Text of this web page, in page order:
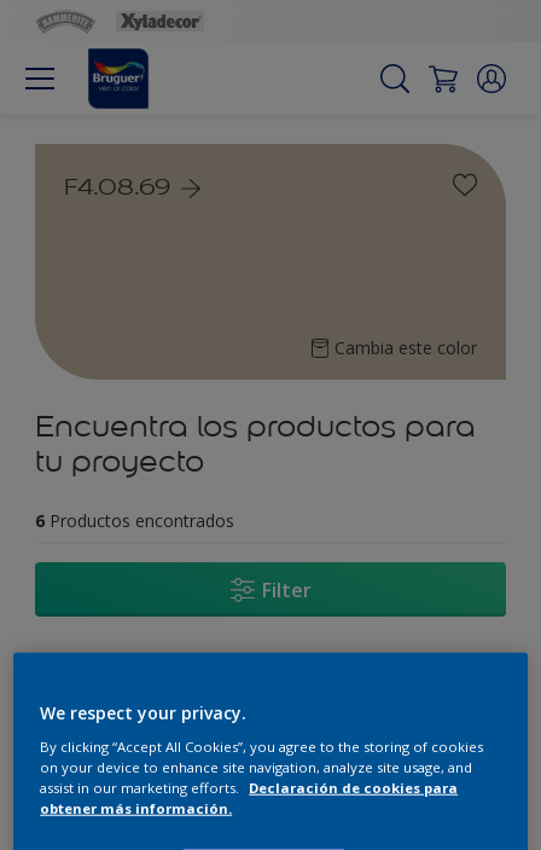
F4.08.69
Cambia este color
Encuentra los productos para
tu proyecto
6 Productos encontrados
Filter
Duro como un diamante
LAVABLE
We respect your privacy.
By clicking “Accept All Cookies”, you agree to the storing of cookies
on your device to enhance site navigation, analyze site usage, and
assist in our marketing efforts.
Declaración de cookies para
obtener más información.